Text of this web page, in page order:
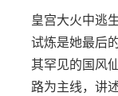
皇宫大火中逃
试炼是她最后
其罕见的国风
路为主线，讲